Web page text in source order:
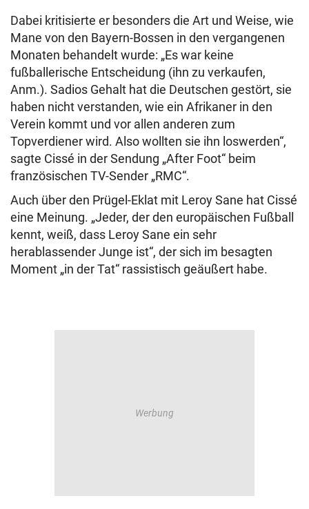
Dabei kritisierte er besonders die Art und Weise, wie
Mane von den Bayern-Bossen in den vergangenen
Monaten behandelt wurde: „Es war keine
fußballerische Entscheidung (ihn zu verkaufen,
Anm.). Sadios Gehalt hat die Deutschen gestört, sie
haben nicht verstanden, wie ein Afrikaner in den
Verein kommt und vor allen anderen zum
Topverdiener wird. Also wollten sie ihn loswerden“,
sagte Cissé in der Sendung „After Foot“ beim
französischen TV-Sender „RMC“.
Auch über den Prügel-Eklat mit Leroy Sane hat Cissé
eine Meinung. „Jeder, der den europäischen Fußball
kennt, weiß, dass Leroy Sane ein sehr
herablassender Junge ist“, der sich im besagten
Moment „in der Tat“ rassistisch geäußert habe.